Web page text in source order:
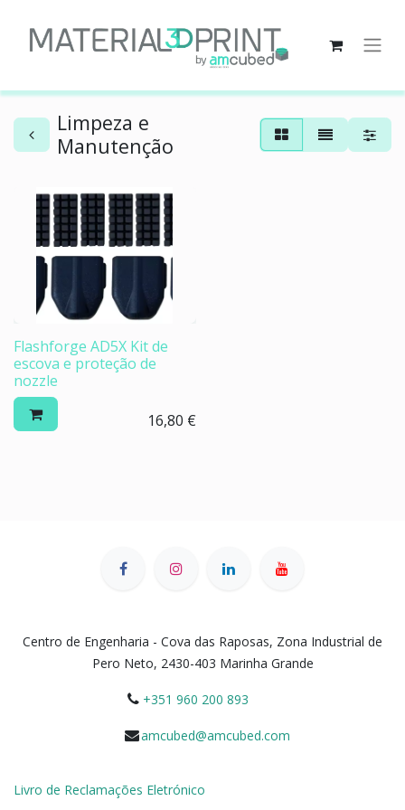
Limpeza e
Manutenção
Flashforge AD5X Kit de
escova e proteção de
nozzle
16,80 €
Centro de Engenharia - Cova das Raposas, Zona Industrial de
Pero Neto, 2430-403 Marinha Grande
+351 960 200 893
amcubed@amcubed.com
Livro de Reclamações Eletrónico